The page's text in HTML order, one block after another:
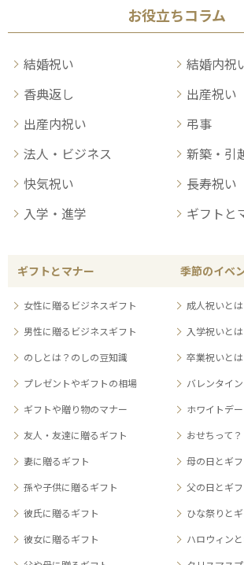
お役立ちコラム
結婚祝い
結婚内祝
香典返し
出産祝い
出産内祝い
弔事
法人・ビジネス
新築・引
快気祝い
長寿祝い
入学・進学
ギフトと
ギフトとマナー
女性に贈るビジネスギフト
男性に贈るビジネスギフト
のしとは？のしの豆知識
プレゼントやギフトの相場
ギフトや贈り物のマナー
友人・友達に贈るギフト
妻に贈るギフト
孫や子供に贈るギフト
彼氏に贈るギフト
彼女に贈るギフト
季節のイベ
成人祝いとは
入学祝いとは
卒業祝いとは
バレンタイ
ホワイトデ
おせちって？
母の日とギフ
父の日とギフ
ひな祭りと
ハロウィン